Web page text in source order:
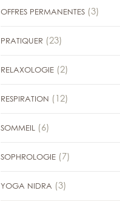
OFFRES PERMANENTES(3)
PRATIQUER (23)
RELAXOLOGIE(2)
RESPIRATION (12)
SOMMEIL (6)
SOPHROLOGIE(7)
YOGA NIDRA (3)